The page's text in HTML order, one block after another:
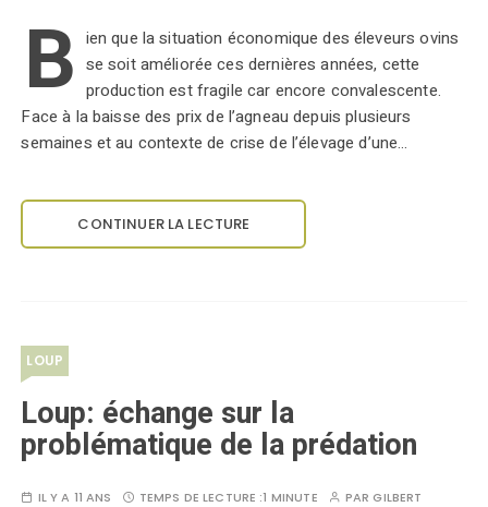
B ien que la situation économique des éleveurs ovins
se soit améliorée ces dernières années, cette
production est fragile car encore convalescente.
Face à la baisse des prix de l’agneau depuis plusieurs
semaines et au contexte de crise de l’élevage d’une…
CONTINUER LA LECTURE
LOUP
Loup: échange sur la
problématique de la prédation
IL Y A 11 ANS TEMPS DE LECTURE :1 MINUTE PARGILBERT